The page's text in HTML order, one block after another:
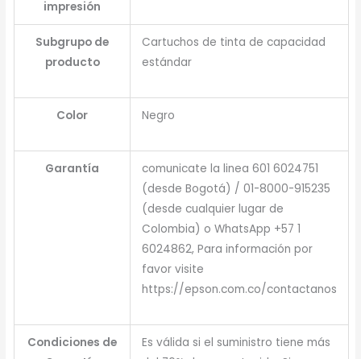
impresión
Subgrupo de
producto
Cartuchos de tinta de capacidad
estándar
Color Negro
Garantía
comunicate la linea 601 6024751
(desde Bogotá) / 01-8000-915235
(desde cualquier lugar de
Colombia) o WhatsApp +57 1
6024862, Para información por
favor visite
https://epson.com.co/contactanos
Condiciones de
Es válida si el suministro tiene más